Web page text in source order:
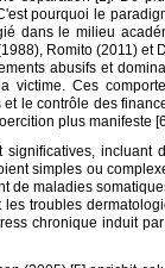
pourquoi le
dans le milieu
Romito (2011) et
abusifs et
Ces
le contrôle des
plus manifeste
incluant
simples ou
de maladies
troubles
chronique induit